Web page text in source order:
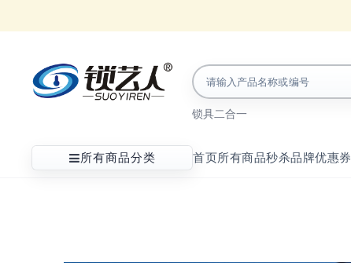
锁具二合一
所有商品分类 首页所有商品秒杀品牌优惠券